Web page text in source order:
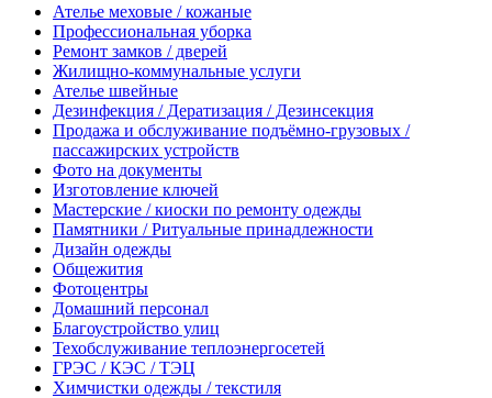
Ателье меховые / кожаные
Профессиональная уборка
Ремонт замков / дверей
Жилищно-коммунальные услуги
Ателье швейные
Дезинфекция / Дератизация / Дезинсекция
Продажа и обслуживание подъёмно-грузовых /
пассажирских устройств
Фото на документы
Изготовление ключей
Мастерские / киоски по ремонту одежды
Памятники / Ритуальные принадлежности
Дизайн одежды
Общежития
Фотоцентры
Домашний персонал
Благоустройство улиц
Техобслуживание теплоэнергосетей
ГРЭС / КЭС / ТЭЦ
Химчистки одежды / текстиля